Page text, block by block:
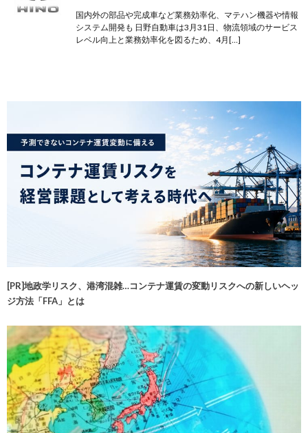
国内外の部品や完成車など業務効率化、マテハン機器や情報
システム開発も 日野自動車は3月31日、物流領域のサービス
レベル向上と業務効率化を図るため、4月[…]
[PR]地政学リスク、港湾混雑…コンテナ運賃の変動リスクへの新しいヘッ
ジ方法「FFA」とは